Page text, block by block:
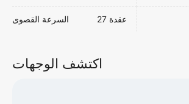
السرعة القصوى 27 عقدة
اكتشف الوجهات